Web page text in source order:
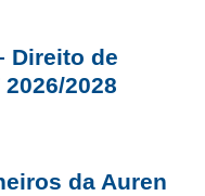
Direito de
2028
da Auren